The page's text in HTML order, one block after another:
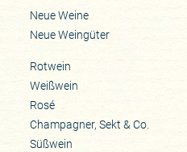
Neue Weine
Neue Weingüter
Rotwein
Weißwein
Rosé
Champagner, Sekt & Co.
Süßwein